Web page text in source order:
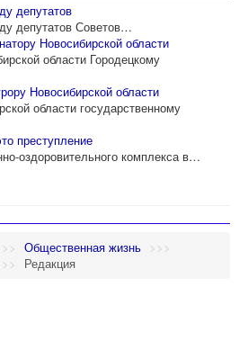
депутатов
депутатов Советов…
Новосибирской области
области Городецкому
Новосибирской области
области государственному
преступление
оздоровительного комплекса в…
Общественная жизнь >>>
Редакция